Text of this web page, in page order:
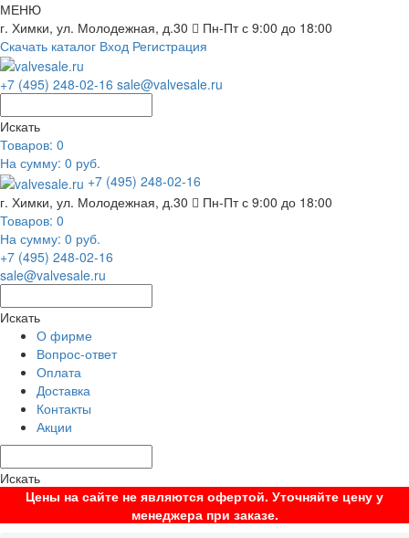
МЕНЮ
г. Химки, ул. Молодежная, д.30
Пн-Пт с 9:00 до 18:00
Скачать каталог Вход Регистрация
+7 (495) 248-02-16 sale@valvesale.ru
Искать
Товаров: 0
На сумму: 0 руб.
+7 (495) 248-02-16
г. Химки, ул. Молодежная, д.30
Пн-Пт с 9:00 до 18:00
Товаров: 0
На сумму: 0 руб.
+7 (495) 248-02-16
sale@valvesale.ru
Искать
О фирме
Вопрос-ответ
Оплата
Доставка
Контакты
Акции
Искать
Цены на сайте не являются офертой. Уточняйте цену у
менеджера при заказе.